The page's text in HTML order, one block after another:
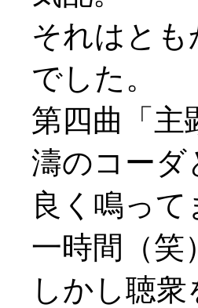
それはと
でした。
第四曲「主
濤のコーダ
良く鳴っ
一時間（笑）
しかし聴